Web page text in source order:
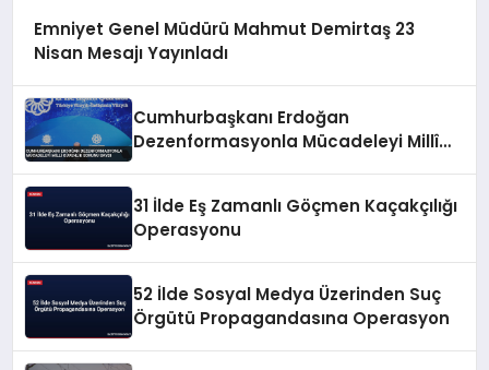
Emniyet Genel Müdürü Mahmut Demirtaş 23
Nisan Mesajı Yayınladı
Cumhurbaşkanı Erdoğan
Dezenformasyonla Mücadeleyi Millî
31 İlde Eş Zamanlı Göçmen Kaçakçılığı
Operasyonu
52 İlde Sosyal Medya Üzerinden Suç
Örgütü Propagandasına Operasyon